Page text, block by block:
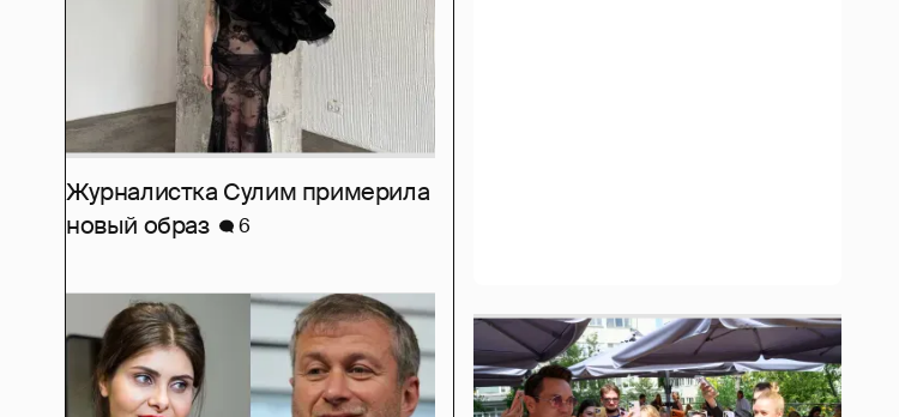
Журналистка Сулим примерила
новый образ
6